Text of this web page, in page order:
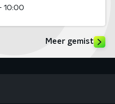
10:00
Meer gemist